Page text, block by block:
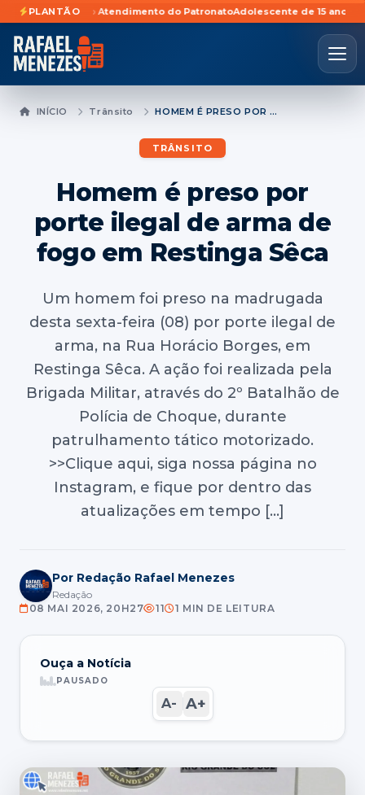
PLANTÃO
Pronto Atendimento do PatronatoAdolescente de 15 anos e jovem
INÍCIO Trânsito HOMEM É PRESO POR PORTE ILEGAL DE ARMA DE FOGO EM RESTINGA SÊCA
TRÂNSITO
Homem é preso por
porte ilegal de arma de
fogo em Restinga Sêca
Um homem foi preso na madrugada
desta sexta-feira (08) por porte ilegal de
arma, na Rua Horácio Borges, em
Restinga Sêca. A ação foi realizada pela
Brigada Militar, através do 2º Batalhão de
Polícia de Choque, durante
patrulhamento tático motorizado.
>>Clique aqui, siga nossa página no
Instagram, e fique por dentro das
atualizações em tempo […]
Por Redação Rafael Menezes
Redação
08 MAI 2026, 20H27
11 1 MIN DE LEITURA
Ouça a Notícia
PAUSADO
A- A+